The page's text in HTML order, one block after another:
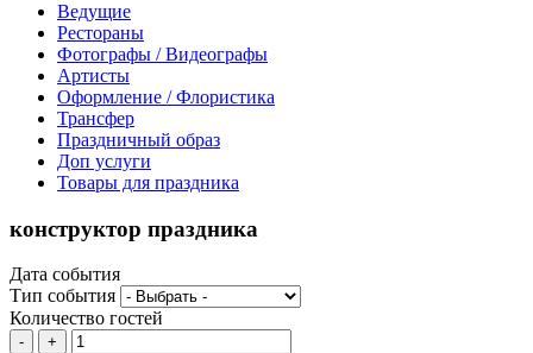
Ведущие
Рестораны
Фотографы / Видеографы
Артисты
Оформление / Флористика
Трансфер
Праздничный образ
Доп услуги
Товары для праздника
конструктор праздника
Дата события
Тип события
Количество гостей
- +